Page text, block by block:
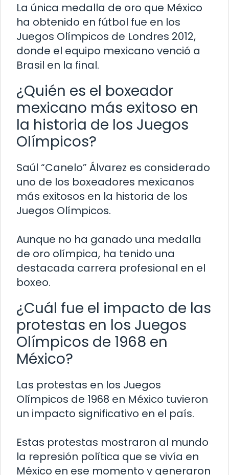
La única medalla de oro que México
ha obtenido en fútbol fue en los
Juegos Olímpicos de Londres 2012,
donde el equipo mexicano venció a
Brasil en la final.
¿Quién es el boxeador
mexicano más exitoso en
la historia de los Juegos
Olímpicos?
Saúl “Canelo” Álvarez es considerado
uno de los boxeadores mexicanos
más exitosos en la historia de los
Juegos Olímpicos.
Aunque no ha ganado una medalla
de oro olímpica, ha tenido una
destacada carrera profesional en el
boxeo.
¿Cuál fue el impacto de las
protestas en los Juegos
Olímpicos de 1968 en
México?
Las protestas en los Juegos
Olímpicos de 1968 en México tuvieron
un impacto significativo en el país.
Estas protestas mostraron al mundo
la represión política que se vivía en
México en ese momento y generaron